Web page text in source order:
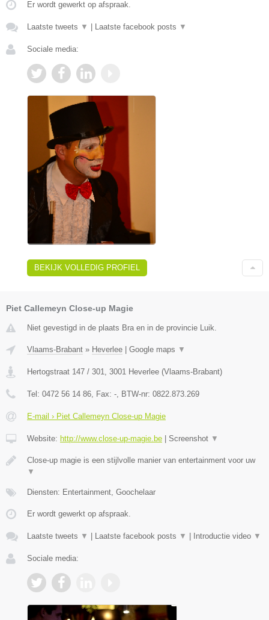
Er wordt gewerkt op afspraak.
Laatste tweets ▼ | Laatste facebook posts ▼
Sociale media:
BEKIJK VOLLEDIG PROFIEL
Piet Callemeyn Close-up Magie
Niet gevestigd in de plaats Bra en in de provincie Luik.
Vlaams-Brabant » Heverlee Google maps ▼
Hertogstraat 147 / 301, 3001 Heverlee (Vlaams-Brabant)
Tel: 0472 56 14 86, Fax: -, BTW-nr: 0822.873.269
E-mail › Piet Callemeyn Close-up Magie
Website: http://www.close-up-magie.be Screenshot ▼
Close-up magie is een stijlvolle manier van entertainment voor uw
▼
Diensten: Entertainment, Goochelaar
Er wordt gewerkt op afspraak.
Laatste tweets ▼ Laatste facebook posts ▼ Introductie video ▼
Sociale media: